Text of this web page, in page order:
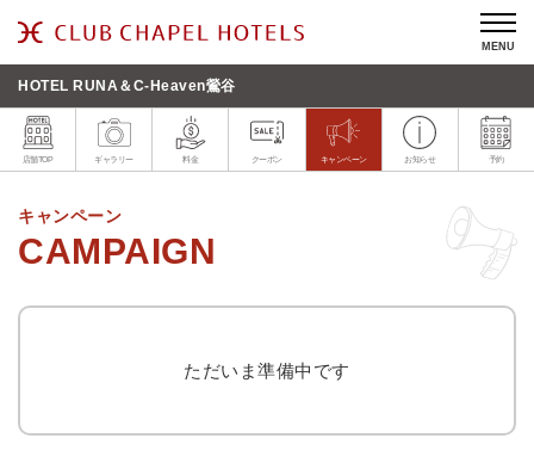
MENU
HOTEL RUNA＆C-Heaven鶯谷
店舗TOP ギャラリー 料金 クーポン キャンペーン お知らせ 予約
キャンペーン
ただいま準備中です